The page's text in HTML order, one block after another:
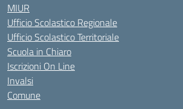
MIUR
Ufficio Scolastico Regionale
Ufficio Scolastico Territoriale
Scuola in Chiaro
Iscrizioni On Line
Invalsi
Comune